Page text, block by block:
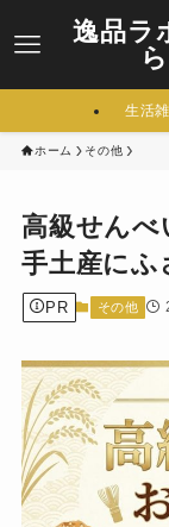
逸品ラ
生活
ホーム その他
高級せん
手土産にふ
PR その他